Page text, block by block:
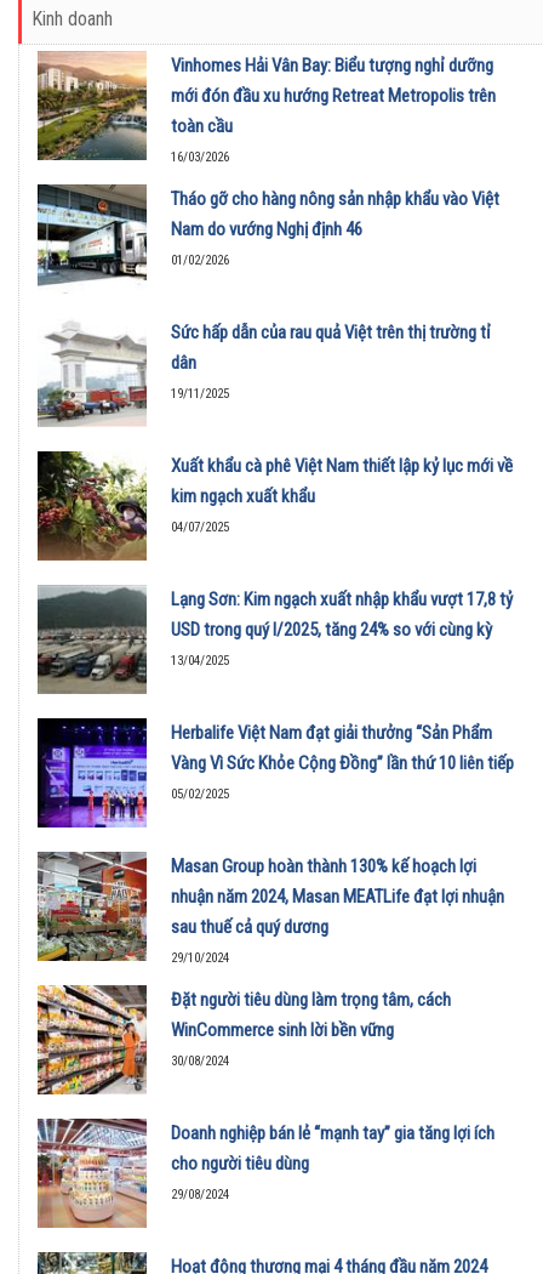
Kinh doanh
Vinhomes Hải Vân Bay: Biểu tượng nghỉ dưỡng
mới đón đầu xu hướng Retreat Metropolis trên
toàn cầu
16/03/2026
Tháo gỡ cho hàng nông sản nhập khẩu vào Việt
Nam do vướng Nghị định 46
01/02/2026
Sức hấp dẫn của rau quả Việt trên thị trường tỉ
dân
19/11/2025
Xuất khẩu cà phê Việt Nam thiết lập kỷ lục mới về
kim ngạch xuất khẩu
04/07/2025
Lạng Sơn: Kim ngạch xuất nhập khẩu vượt 17,8 tỷ
USD trong quý I/2025, tăng 24% so với cùng kỳ
13/04/2025
Herbalife Việt Nam đạt giải thưởng “Sản Phẩm
Vàng Vì Sức Khỏe Cộng Đồng” lần thứ 10 liên tiếp
05/02/2025
Masan Group hoàn thành 130% kế hoạch lợi
nhuận năm 2024, Masan MEATLife đạt lợi nhuận
sau thuế cả quý dương
29/10/2024
Đặt người tiêu dùng làm trọng tâm, cách
WinCommerce sinh lời bền vững
30/08/2024
Doanh nghiệp bán lẻ “mạnh tay” gia tăng lợi ích
cho người tiêu dùng
29/08/2024
Hoạt động thương mại 4 tháng đầu năm 2024